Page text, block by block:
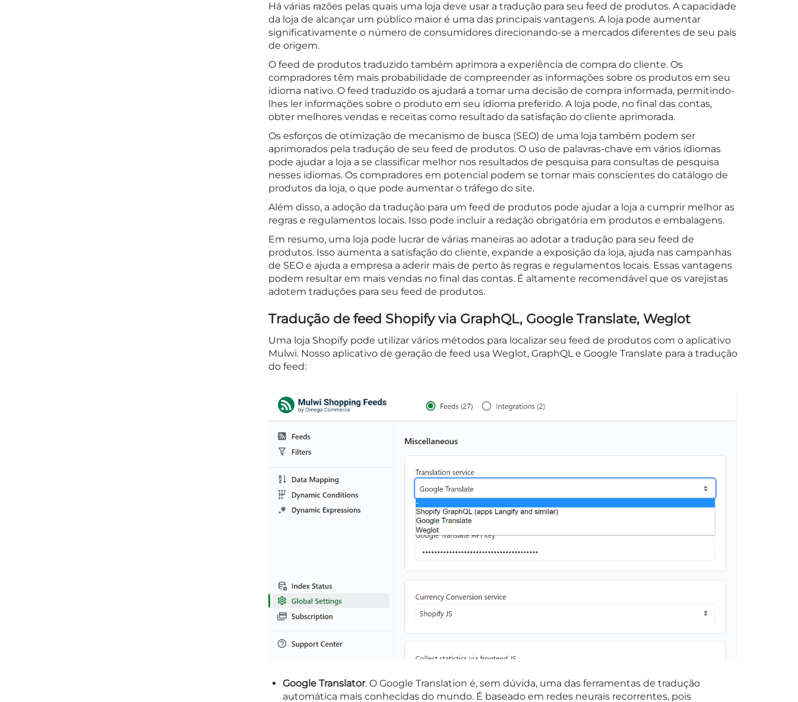
Há várias razões pelas quais uma loja deve usar a tradução para seu feed de produtos. A capacidade
da loja de alcançar um público maior é uma das principais vantagens. A loja pode aumentar
significativamente o número de consumidores direcionando-se a mercados diferentes de seu país
de origem.
O feed de produtos traduzido também aprimora a experiência de compra do cliente. Os
compradores têm mais probabilidade de compreender as informações sobre os produtos em seu
idioma nativo. O feed traduzido os ajudará a tomar uma decisão de compra informada, permitindo-
lhes ler informações sobre o produto em seu idioma preferido. A loja pode, no final das contas,
obter melhores vendas e receitas como resultado da satisfação do cliente aprimorada.
Os esforços de otimização de mecanismo de busca (SEO) de uma loja também podem ser
aprimorados pela tradução de seu feed de produtos. O uso de palavras-chave em vários idiomas
pode ajudar a loja a se classificar melhor nos resultados de pesquisa para consultas de pesquisa
nesses idiomas. Os compradores em potencial podem se tornar mais conscientes do catálogo de
produtos da loja, o que pode aumentar o tráfego do site.
Além disso, a adoção da tradução para um feed de produtos pode ajudar a loja a cumprir melhor as
regras e regulamentos locais. Isso pode incluir a redação obrigatória em produtos e embalagens.
Em resumo, uma loja pode lucrar de várias maneiras ao adotar a tradução para seu feed de
produtos. Isso aumenta a satisfação do cliente, expande a exposição da loja, ajuda nas campanhas
de SEO e ajuda a empresa a aderir mais de perto às regras e regulamentos locais. Essas vantagens
podem resultar em mais vendas no final das contas. É altamente recomendável que os varejistas
adotem traduções para seu feed de produtos.
Tradução de feed Shopify via GraphQL, Google Translate, Weglot
Uma loja Shopify pode utilizar vários métodos para localizar seu feed de produtos com o aplicativo
Mulwi. Nosso aplicativo de geração de feed usa Weglot, GraphQL e Google Translate para a tradução
do feed:
Google Translator. O Google Translation é, sem dúvida, uma das ferramentas de tradução
automática mais conhecidas do mundo. É baseado em redes neurais recorrentes, pois